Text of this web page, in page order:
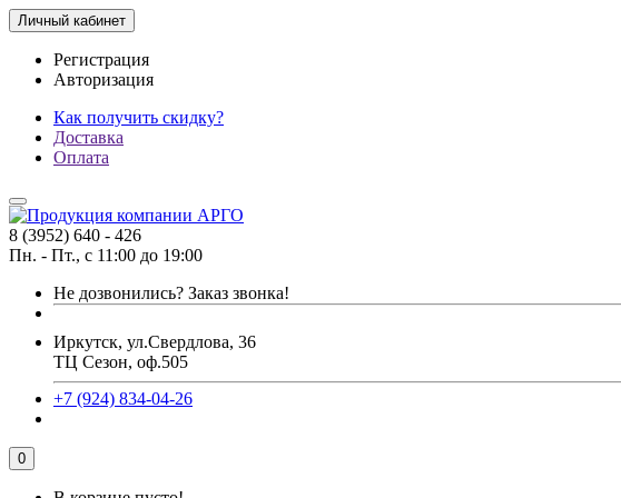
Личный кабинет
Регистрация
Авторизация
Как получить скидку?
Доставка
Оплата
8 (3952) 640 - 426
Пн. - Пт., с 11:00 до 19:00
Не дозвонились? Заказ звонка!
Иркутск, ул.Свердлова, 36
ТЦ Сезон, оф.505
+7 (924) 834-04-26
0